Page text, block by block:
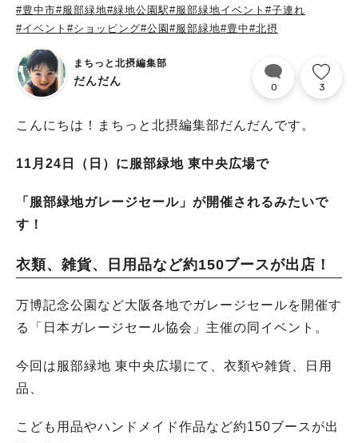
#豊中市#服部緑地#緑地公園駅#服部緑地イベント #子連れ
#イベント #ショッピング#公園 #服部緑地#豊中#北摂
まちっと北摂編集部
だんだん 0 3
こんにちは！まちっと北摂編集部だんだんです。
11月24日（日）に服部緑地 東中央広場で
「服部緑地ガレージセール」が開催されるみたいで
す！
衣類、雑貨、日用品など約150ブースが出店！
万博記念公園など大阪各地でガレージセールを開催す
る「日本ガレージセール協会」主催の同イベント。
今回は服部緑地 東中央広場にて、衣類や雑貨、日用
品、
こども用品やハンドメイド作品など約150ブースが出